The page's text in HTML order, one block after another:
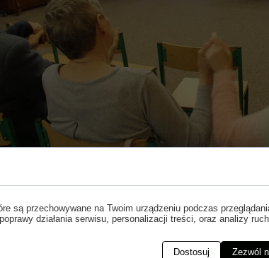
z DDPS gościła w Dziennym Domu
tam program artystyczny: wokalny oraz
a na koniec zintegrowaliśmy się podczas
Kierownik Hannie Dobromilskiej za
są przechowywane na Twoim urządzeniu podczas
działania serwisu, personalizacji treści, oraz analizy
Dostosuj Zezwól